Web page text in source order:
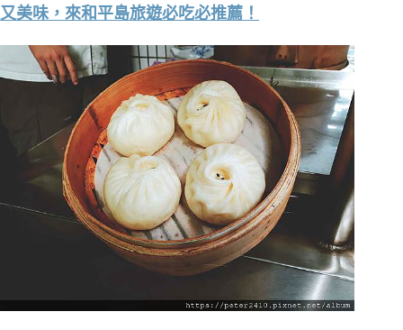
又美味，來和平島旅遊必吃必推薦！